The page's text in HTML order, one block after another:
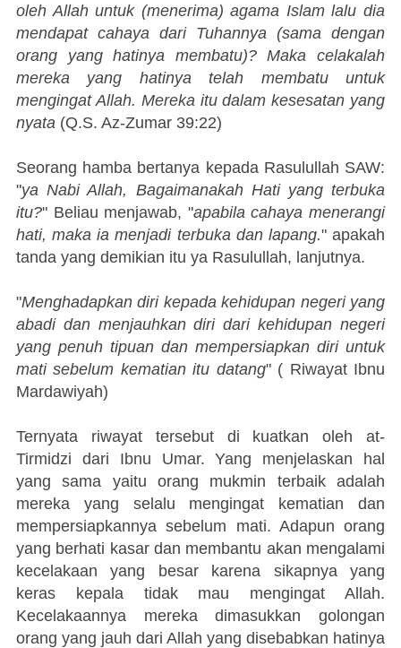
oleh Allah untuk (menerima) agama Islam lalu dia
mendapat cahaya dari Tuhannya (sama dengan
orang yang hatinya membatu)? Maka celakalah
mereka yang hatinya telah membatu untuk
mengingat Allah. Mereka itu dalam kesesatan yang
nyata (Q.S. Az-Zumar 39:22)
Seorang hamba bertanya kepada Rasulullah SAW:
"ya Nabi Allah, Bagaimanakah Hati yang terbuka
itu?" Beliau menjawab, "apabila cahaya menerangi
hati, maka ia menjadi terbuka dan lapang." apakah
tanda yang demikian itu ya Rasulullah, lanjutnya.
"Menghadapkan diri kepada kehidupan negeri yang
abadi dan menjauhkan diri dari kehidupan negeri
yang penuh tipuan dan mempersiapkan diri untuk
mati sebelum kematian itu datang" ( Riwayat Ibnu
Mardawiyah)
Ternyata riwayat tersebut di kuatkan oleh at-
Tirmidzi dari Ibnu Umar. Yang menjelaskan hal
yang sama yaitu orang mukmin terbaik adalah
mereka yang selalu mengingat kematian dan
mempersiapkannya sebelum mati. Adapun orang
yang berhati kasar dan membantu akan mengalami
kecelakaan yang besar karena sikapnya yang
keras kepala tidak mau mengingat Allah.
Kecelakaannya mereka dimasukkan golongan
orang yang jauh dari Allah yang disebabkan hatinya